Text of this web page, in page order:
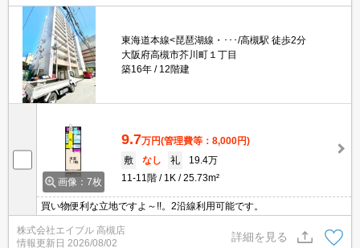
東海道本線<琵琶湖線・･･･/高槻駅 徒歩2分
大阪府高槻市芥川町１丁目
築16年
12階建
画像：7枚
9.7万円(管理費等：8,000円)
敷
なし 礼
19.4万
11-11階
1K 25.73m²
買い物便利な立地ですよ～!!。2沿線利用可能です。
株式会社エイブル 高槻店
情報更新日 2026/08/02
詳細を見る